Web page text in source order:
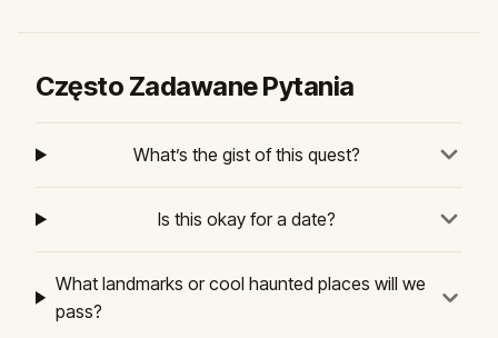
Często Zadawane Pytania
What’s the gist of this quest?
Is this okay for a date?
What landmarks or cool haunted places will we
pass?